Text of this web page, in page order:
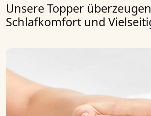
Unsere Topper
Schlafkomfort und